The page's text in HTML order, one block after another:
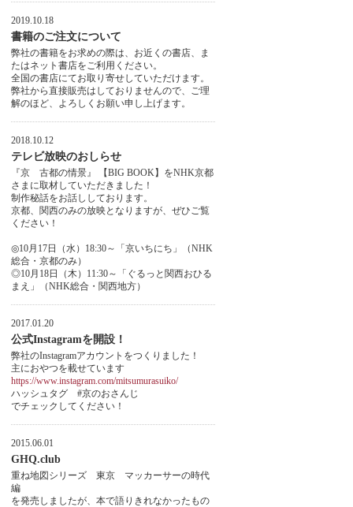
2019.10.18
書籍のご注文について
弊社の書籍をお求めの際は、お近くの書店、ま
たはネット書店をご利用ください。
全国の書店にてお取り寄せしていただけます。
弊社から直接販売はしておりませんので、ご理
解のほど、よろしくお願い申し上げます。
2018.10.12
テレビ放映のおしらせ
『京 古都の情景』 【BIG BOOK】をNHK京都
さまに取材していただきました！
制作秘話をお話ししております。
京都、関西のみの放映となりますが、ぜひご覧
ください！
◎10月17日（水）18:30～「京いちにち」（NHK
総合・京都のみ）
◎10月18日（木）11:30～「ぐるっと関西おひる
まえ」（NHK総合・関西地方）
2017.01.20
公式Instagramを開設！
弊社のInstagramアカウントをつくりました！
主におやつを載せています
https://www.instagram.com/mitsumurasuiko/
ハッシュタグ #京のおさんじ
でチェックしてください！
2015.06.01
GHQ.club
重ね地図シリーズ 東京 マッカーサーの時代
編
を発売しましたが、本で語りきれなかったもの